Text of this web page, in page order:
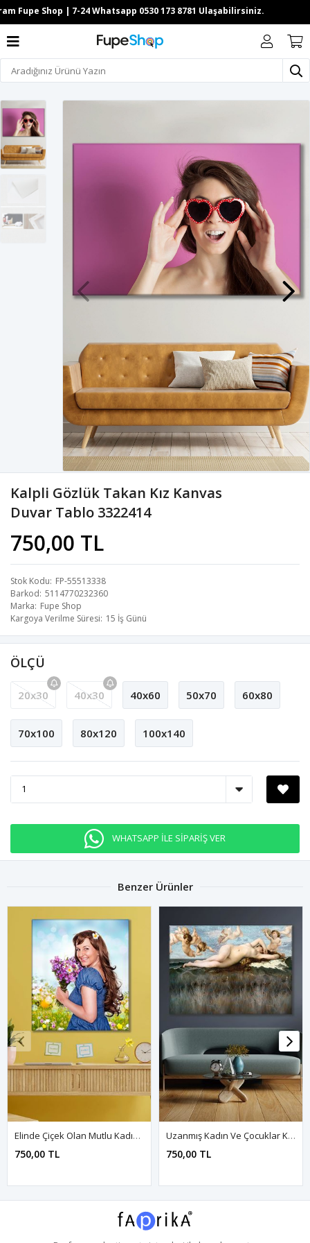
Kalpli Gözlük Takan Kız Kanvas
Duvar Tablo 3322414
750,00 TL
Stok Kodu FP-55513338
Barkod 5114770232360
Marka Fupe Shop
Kargoya Verilme Süresi 15 İş Günü
ÖLÇÜ
20x30 40x30 40x60 50x70 60x80
70x100 80x120 100x140
WHATSAPP İLE SİPARİŞ VER
Benzer Ürünler
Elinde Çiçek Olan Mutlu Kadın Duvar Kanvas Tablo 3322174
750,00 TL
Uzanmış Kadın Ve Çocuklar Kanvas Duvar Tablo 3322676
750,00 TL